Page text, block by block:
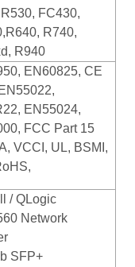
FC430,
R740,
R940
EN60825, CE
EN55024,
FCC Part 15
VCCI, UL, BSMI,
/ QLogic
Network
SFP+